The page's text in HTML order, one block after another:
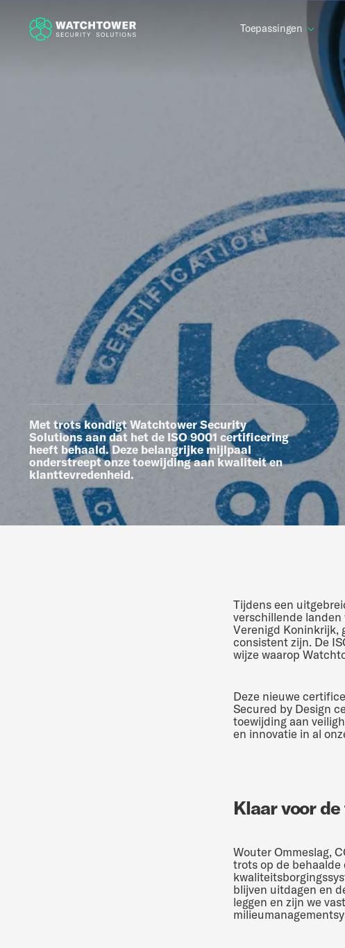
Toepassingen
Met trots kondigt Watchtower Security
Solutions aan dat het de ISO 9001 certificering
heeft behaald. Deze belangrijke mijlpaal
onderstreept onze toewijding aan kwaliteit en
klanttevredenheid.
Tijdens een
verschillende
Verenigd Koninkrijk,
consistent zijn. De
wijze waarop
Deze nieuwe
Secured by Design
toewijding aan
en innovatie in al
Klaar voor
Wouter Ommeslag,
trots op de
blijven uitdagen en
leggen en zijn we